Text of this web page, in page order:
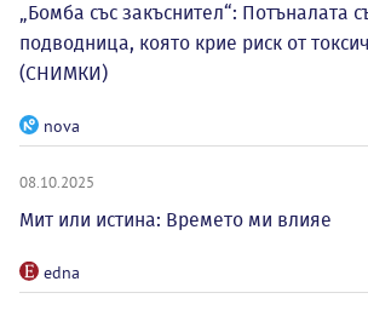
„Бомба със закъснител“: Потъналата
подводница, която крие риск от
(СНИМКИ)
nova
08.10.2025
Мит или истина: Времето ми влияе
edna